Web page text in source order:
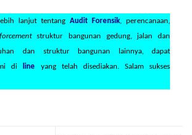
lanjut tentang Audit Forensik, perencanaan,
struktur bangunan gedung, jalan dan
dan struktur bangunan lainnya, dapat
di
line yang telah disediakan. Salam sukses